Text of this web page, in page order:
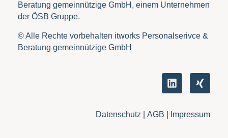
Beratung gemeinnützige GmbH, einem Unternehmen
der ÖSB Gruppe.
© Alle Rechte vorbehalten itworks Personalserivce &
Beratung gemeinnützige GmbH
Datenschutz AGB | Impressum